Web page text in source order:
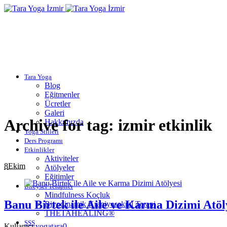
Tara Yoga
Blog
Eğitmenler
Ücretler
Galeri
Hakkımızda
Yoga Stilleri
Ders Programı
Etkinlikler
Aktiviteler
Atölyeler
Eğitimler
Bireysel Terapiler
Mindfulness Koçluk
Biyodinamik Kraniyosakral Terapi
THETAHEALING®
SSS
Archive for tag: izmir etkinlik
8Ekim
Banu Birtek ile Aile ve Karma Dizimi